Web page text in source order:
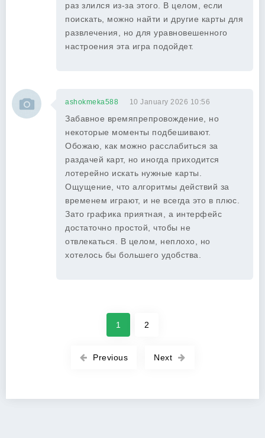
раз злился из-за этого. В целом, если
поискать, можно найти и другие карты для
развлечения, но для уравновешенного
настроения эта игра подойдет.
ashokmeka588 10 January 2026 10:56
Забавное времяпрепровождение, но
некоторые моменты подбешивают.
Обожаю, как можно расслабиться за
раздачей карт, но иногда приходится
лотерейно искать нужные карты.
Ощущение, что алгоритмы действий за
временем играют, и не всегда это в плюс.
Зато графика приятная, а интерфейс
достаточно простой, чтобы не
отвлекаться. В целом, неплохо, но
хотелось бы большего удобства.
Previous
1 2
Next